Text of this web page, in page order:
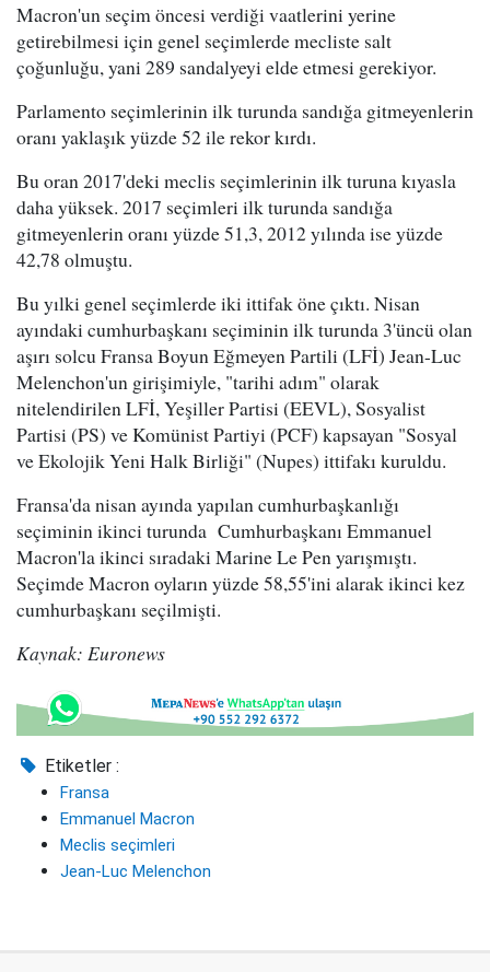
Macron'un seçim öncesi verdiği vaatlerini yerine
getirebilmesi için genel seçimlerde mecliste salt
çoğunluğu, yani 289 sandalyeyi elde etmesi gerekiyor.
Parlamento seçimlerinin ilk turunda sandığa gitmeyenlerin
oranı yaklaşık yüzde 52 ile rekor kırdı.
Bu oran 2017'deki meclis seçimlerinin ilk turuna kıyasla
daha yüksek. 2017 seçimleri ilk turunda sandığa
gitmeyenlerin oranı yüzde 51,3, 2012 yılında ise yüzde
42,78 olmuştu.
Bu yılki genel seçimlerde iki ittifak öne çıktı. Nisan
ayındaki cumhurbaşkanı seçiminin ilk turunda 3'üncü olan
aşırı solcu Fransa Boyun Eğmeyen Partili (LFİ) Jean-Luc
Melenchon'un girişimiyle, "tarihi adım" olarak
nitelendirilen LFİ, Yeşiller Partisi (EEVL), Sosyalist
Partisi (PS) ve Komünist Partiyi (PCF) kapsayan "Sosyal
ve Ekolojik Yeni Halk Birliği" (Nupes) ittifakı kuruldu.
Fransa'da nisan ayında yapılan cumhurbaşkanlığı
seçiminin ikinci turunda Cumhurbaşkanı Emmanuel
Macron'la ikinci sıradaki Marine Le Pen yarışmıştı.
Seçimde Macron oyların yüzde 58,55'ini alarak ikinci kez
cumhurbaşkanı seçilmişti.
Kaynak: Euronews
Etiketler :
Fransa
Emmanuel Macron
Meclis seçimleri
Jean-Luc Melenchon